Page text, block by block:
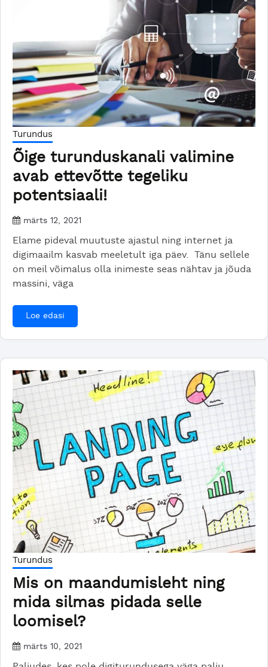
Turundus
Õige turunduskanali valimine
avab ettevõtte tegeliku
potentsiaali!
märts 12, 2021
Elame pideval muutuste ajastul ning internet ja
digimaailm kasvab meeletult iga päev. Tänu sellele
on meil võimalus olla inimeste seas nähtav ja jõuda
massini, väga
Loe edasi
Turundus
Mis on maandumisleht ning
mida silmas pidada selle
loomisel?
märts 10, 2021